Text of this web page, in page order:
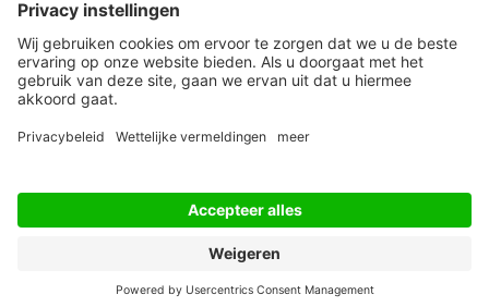
Werken bij ons
Privacy Statement
Algemene Voorwaarden